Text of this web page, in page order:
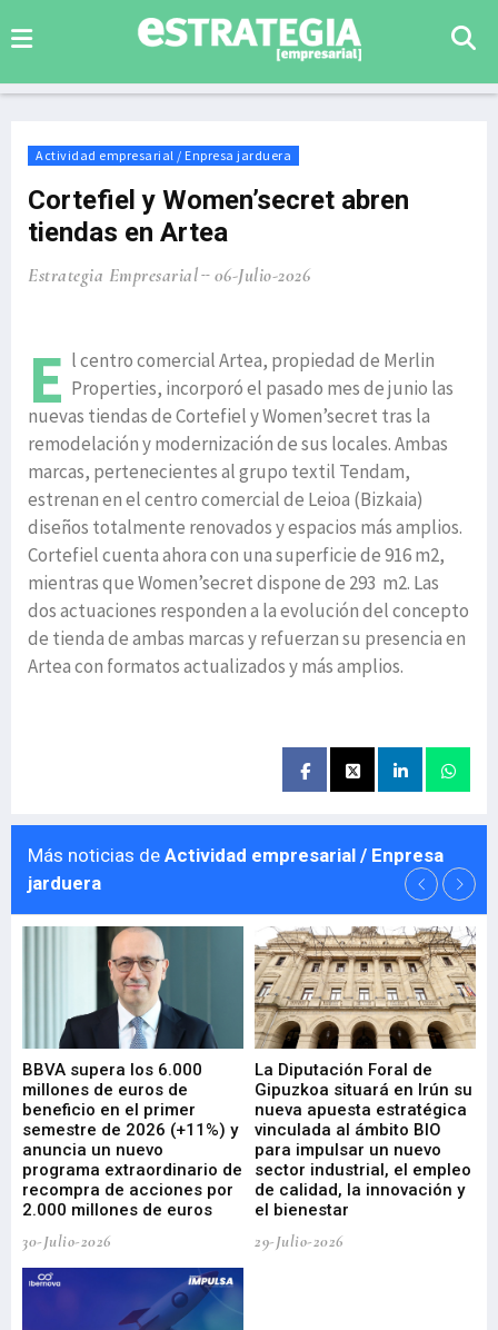
Actividad empresarial / Enpresa jarduera
Cortefiel y Women’secret abren
tiendas en Artea
Estrategia Empresarial 06-Julio-2026
E l centro comercial Artea, propiedad de Merlin
Properties, incorporó el pasado mes de junio las
nuevas tiendas de Cortefiel y Women’secret tras la
remodelación y modernización de sus locales. Ambas
marcas, pertenecientes al grupo textil Tendam,
estrenan en el centro comercial de Leioa (Bizkaia)
diseños totalmente renovados y espacios más amplios.
Cortefiel cuenta ahora con una superficie de 916 m2,
mientras que Women’secret dispone de 293 m2. Las
dos actuaciones responden a la evolución del concepto
de tienda de ambas marcas y refuerzan su presencia en
Artea con formatos actualizados y más amplios.
Más noticias de Actividad empresarial / Enpresa
jarduera
BBVA supera los 6.000
millones de euros de
beneficio en el primer
semestre de 2026 (+11%) y
anuncia un nuevo
programa extraordinario de
recompra de acciones por
2.000 millones de euros
30-Julio-2026
La Diputación Foral de
Gipuzkoa situará en Irún su
nueva apuesta estratégica
vinculada al ámbito BIO
para impulsar un nuevo
sector industrial, el empleo
de calidad, la innovación y
el bienestar
29-Julio-2026